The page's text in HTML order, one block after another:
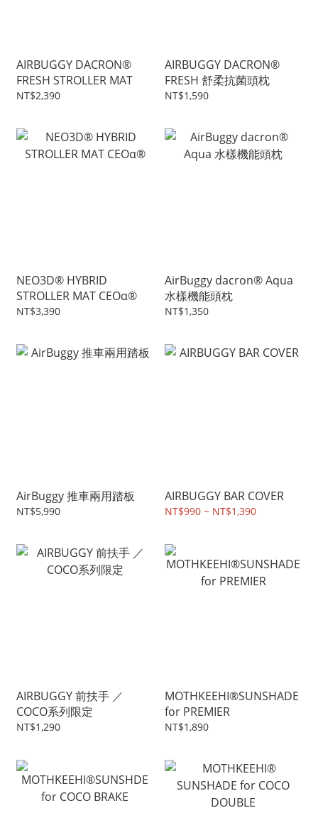
AIRBUGGY DACRON®
FRESH STROLLER MAT
NT$2,390
AIRBUGGY DACRON®
FRESH 舒柔抗菌頭枕
NT$1,590
NEO3D® HYBRID
STROLLER MAT CEOα®
NT$3,390
AirBuggy dacron® Aqua
水樣機能頭枕
NT$1,350
AirBuggy 推車兩用踏板
NT$5,990
AIRBUGGY BAR COVER
NT$990 ~ NT$1,390
AIRBUGGY 前扶手 ／
COCO系列限定
NT$1,290
MOTHKEEHI®SUNSHADE
for PREMIER
NT$1,890